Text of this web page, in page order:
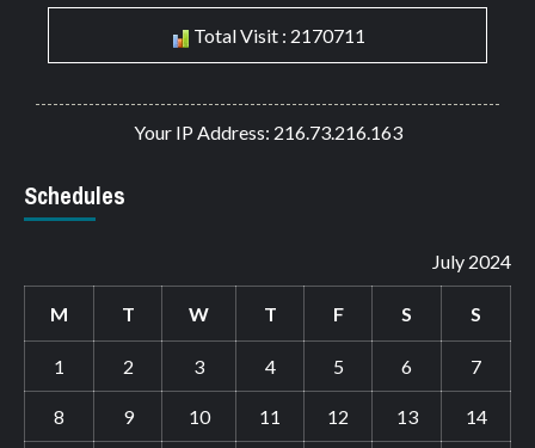
Total Visit : 2170711
Your IP Address: 216.73.216.163
Schedules
July 2024
M T W T F S S
1 2 3 4 5 6 7
8 9 10 11 12 13 14